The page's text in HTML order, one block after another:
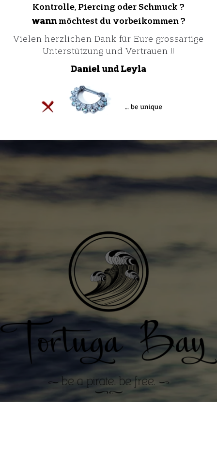
Kontrolle, Piercing oder Schmuck ?
wannmöchtest du vorbeikommen ?
Vielen herzlichen Dank für Eure grossartige
Unterstützung und Vertrauen !!
Danielund Leyla